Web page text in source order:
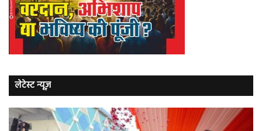
लेटेस्ट न्यूज़